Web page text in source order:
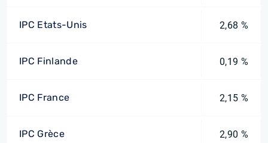
IPC Etats-Unis 2,68 %
IPC Finlande 0,19 %
IPC France 2,15 %
IPC Grèce 2,90 %